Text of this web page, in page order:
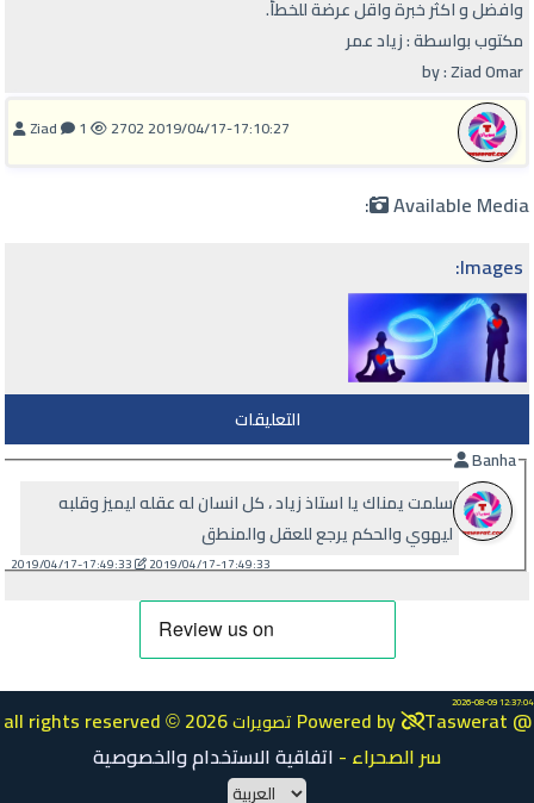
وافضل و اكثر خبرة واقل عرضة للخطأ.
مكتوب بواسطة : زياد عمر
by : Ziad Omar
Ziad 1 27022019/04/17-17:10:27
Available Media:
Images:
التعليقات
Banha
2019/04/17-17:49:33 2019/04/17-17:49:33
سلمت يمناك يا استاذ زياد ، كل انسان له عقله ليميز وقلبه
ليهوي والحكم يرجع للعقل والمنطق
all rights reserved © تصويرات 2026 Powered by
Taswerat @
سر الصحراء - اتفاقية الاستخدام والخصوصية
2026-08-09 12:37:04